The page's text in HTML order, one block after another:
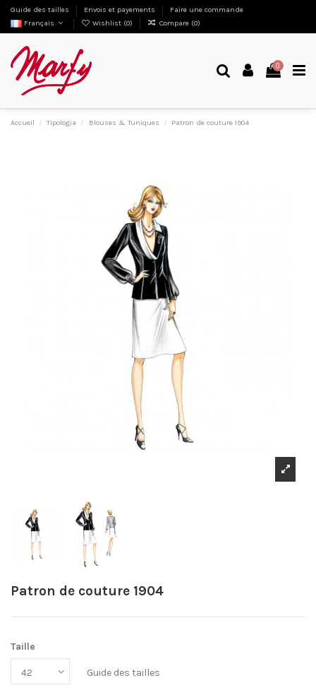
Guide des tailles Envois et payements
Faire une commande
Français
Wishlist (0) Compare (0)
0
Accueil Tipologia Blouses & Tuniques Patron de couture 1904
Patron de couture 1904
Taille
Guide des tailles